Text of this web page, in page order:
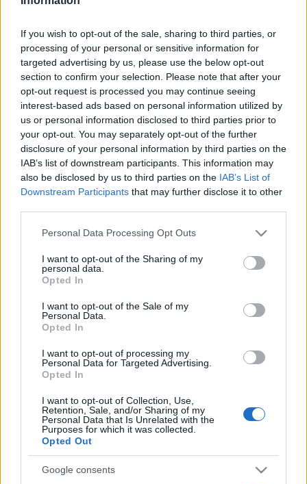
If you wish to opt-out of the sale, sharing to third parties, or
processing of your personal or sensitive information for
targeted advertising by us, please use the below opt-out
section to confirm your selection. Please note that after your
opt-out request is processed you may continue seeing
interest-based ads based on personal information utilized by
us or personal information disclosed to third parties prior to
your opt-out. You may separately opt-out of the further
disclosure of your personal information by third parties on the
IAB’s list of downstream participants. This information may
also be disclosed by us to third parties on the IAB’s List of
Downstream Participants that may further disclose it to other
Please note that this website/app uses one or more Google
not limited to your visit or usage behaviour. You may click to
grant or deny consent to Google and its third-party tags to
use your data for below specified purposes in below Google
consent section.
Personal Data Processing Opt Outs
I want to opt-out of the Sharing of my
personal data.
Opted In
I want to opt-out of the Sale of my
Personal Data.
Opted In
I want to opt-out of processing my
Personal Data for Targeted Advertising.
Opted In
I want to opt-out of Collection, Use,
Retention, Sale, and/or Sharing of my
Personal Data that Is Unrelated with the
Purposes for which it was collected.
Opted Out
Google consents
Modellezést (BIM), valamint a roncsolásmentes vizsgálatokat
érintő speciális modulokkal. A szakirányú oklevelet adó
továbbképzésre még lehet jelentkezni.
A történeti épületdiagnosztikai és rehabilitációs szak az
épületrehabilitáció és az örökségvédelem területén dolgozó
szakemberek számára nyújt speciális módszertani és
műszaki, gyakorlati tudást. A négy féléves képzés
lehetőséget biztosít számukra, hogy megfelelő
ismeretekkel rendelkezzenek a történeti és
örökségvédelmi kutatások, a diagnosztikai vizsgálatok
helyreállítási pályázatok, illetve az épületrehabilitációs
beruházások előkészítésében, tervezési, kivitelezési
folyamatában és lebonyolításában.
épületdiagnosztikai képzésre augusztus 24-ig még várják
az építészmérnöki vagy építőmérnöki, illetve kertépítész,
restaurátor, bölcsész, valamint más egyetemi vagy főiskolai
diplomával rendelkező, a műemlékvédelemben dolgozó
szakemberek jelentkezését.